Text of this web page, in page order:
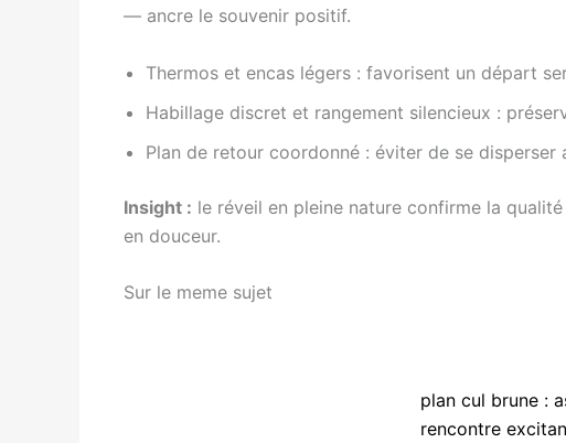
— ancre le souvenir positif.
Thermos et encas légers : favorisent un départ
Habillage discret et rangement silencieux :
Plan de retour coordonné : éviter de se disperser
Insight : le réveil en pleine nature confirme la qualité
en douceur.
Sur le meme sujet
plan cul brune :
rencontre